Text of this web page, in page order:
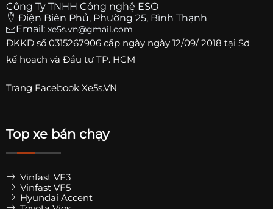
Công Ty TNHH Công nghệ ESO
Điện Biên Phủ, Phường 25, Bình Thạnh
Email: xe5s.vn@gmail.com
ĐKKD số 0315267906 cấp ngày ngày 12/09/ 2018 tại Sở
kế hoạch và Đầu tư TP. HCM
Trang Facebook Xe5s.VN
Top xe bán chạy
Vinfast VF3
Vinfast VF5
Hyundai Accent